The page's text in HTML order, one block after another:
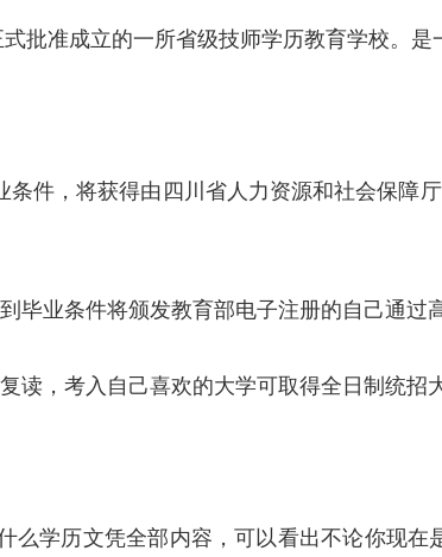
批准成立的一所省级技师学历教育学校。是
件，将获得由四川省人力资源和社会保障
业条件将颁发教育部电子注册的自己通过
，考入自己喜欢的大学可取得全日制统招
学历文凭全部内容，可以看出不论你现